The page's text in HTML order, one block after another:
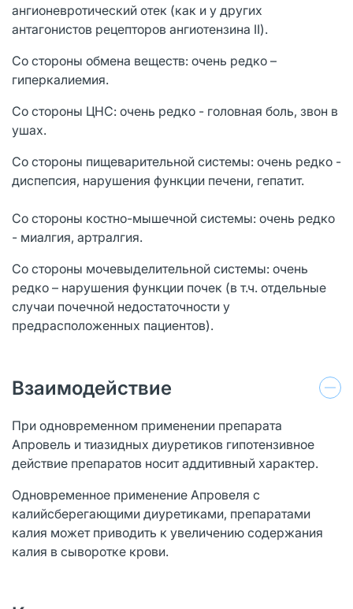
ангионевротический отек (как и у других
антагонистов рецепторов ангиотензина II).
Со стороны обмена веществ: очень редко –
гиперкалиемия.
Со стороны ЦНС: очень редко - головная боль, звон в
ушах.
Со стороны пищеварительной системы: очень редко -
диспепсия, нарушения функции печени, гепатит.
Со стороны костно-мышечной системы: очень редко
- миалгия, артралгия.
Со стороны мочевыделительной системы: очень
редко – нарушения функции почек (в т.ч. отдельные
случаи почечной недостаточности у
предрасположенных пациентов).
Взаимодействие
При одновременном применении препарата
Апровель и тиазидных диуретиков гипотензивное
действие препаратов носит аддитивный характер.
Одновременное применение Апровеля с
калийсберегающими диуретиками, препаратами
калия может приводить к увеличению содержания
калия в сыворотке крови.